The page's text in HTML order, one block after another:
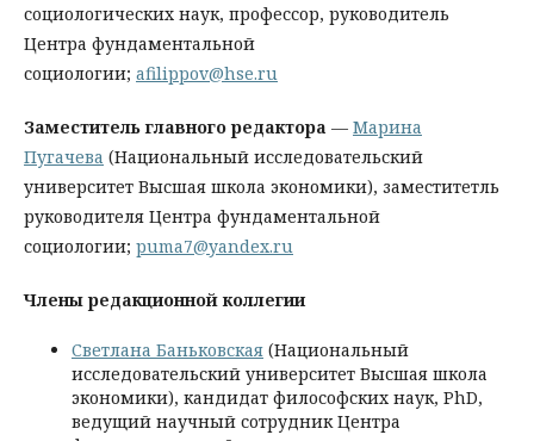
социологических наук, профессор, руководитель
Центра фундаментальной
социологии; afilippov@hse.ru
Заместитель главного редактора — Марина
Пугачева (Национальный исследовательский
университет Высшая школа экономики), заместитетль
руководителя Центра фундаментальной
социологии; puma7@yandex.ru
Члены редакционной коллегии
Светлана Баньковская (Национальный
исследовательский университет Высшая школа
экономики), кандидат философских наук, PhD,
ведущий научный сотрудник Центра